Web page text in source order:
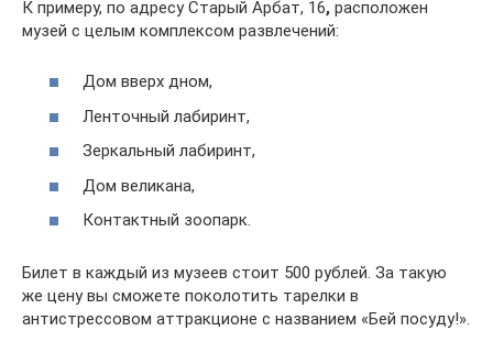
К примеру, по адресу Старый Арбат, 16, расположен
музей с целым комплексом развлечений:
Дом вверх дном,
Ленточный лабиринт,
Зеркальный лабиринт,
Дом великана,
Контактный зоопарк.
Билет в каждый из музеев стоит 500 рублей. За такую
же цену вы сможете поколотить тарелки в
антистрессовом аттракционе с названием «Бей посуду!».